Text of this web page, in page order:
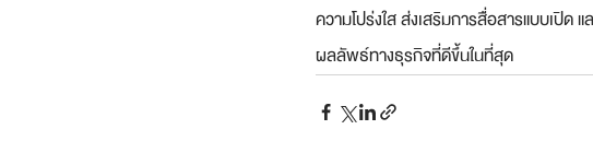
ความโปร่งใส ส่งเสริมการสื่อสารแบบเปิด
ผลลัพธ์ทางธุรกิจที่ดีขึ้นในที่สุด